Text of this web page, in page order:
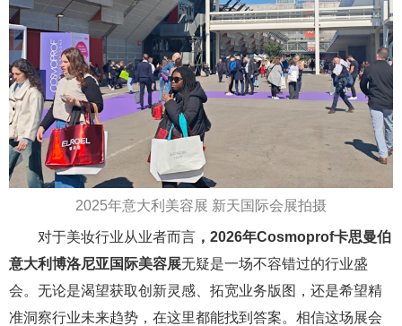
2025年意大利美容展 新天国际会展拍摄
对于美妆行业从业者而言 ，2026年Cosmoprof卡思曼伯
意大利博洛尼亚国际美容展无疑是一场不容错过的行业盛
会。无论是渴望获取创新灵感、拓宽业务版图，还是希望精
准洞察行业未来趋势，在这里都能找到答案。相信这场展会